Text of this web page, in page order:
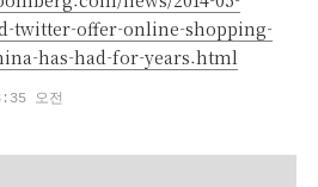
twitter-offer-online-shopping-
has-had-for-years.html
오전